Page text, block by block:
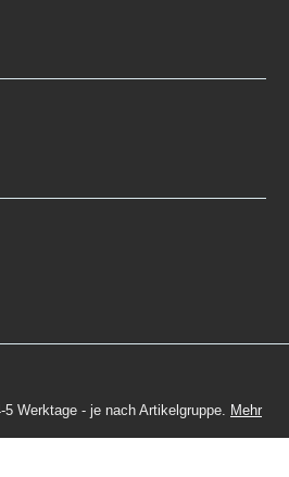
Werktage - je nach Artikelgruppe. Mehr